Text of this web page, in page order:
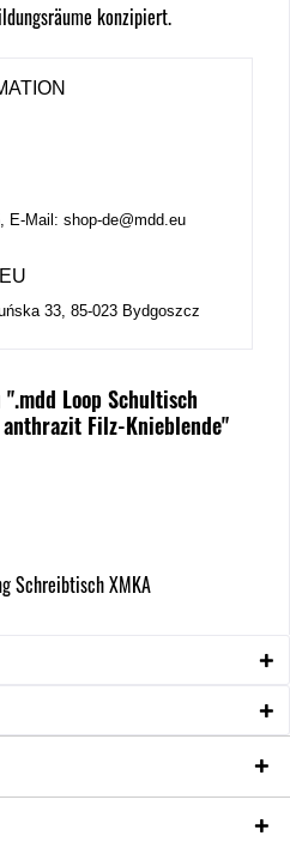
konzipiert.
E-Mail: shop-de@mdd.eu
33, 85-023 Bydgoszcz
Loop Schultisch
Filz-Knieblende"
Schreibtisch XMKA